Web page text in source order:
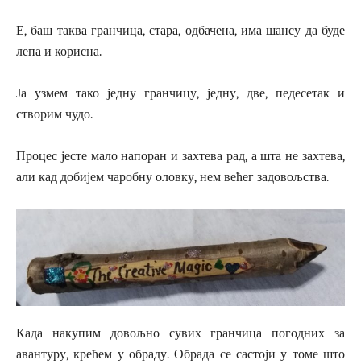
Е, баш таква гранчица, стара, одбачена, има шансу да буде
лепа и корисна.
Ја узмем тако једну гранчицу, једну, две, педесетак и
створим чудо.
Процес јесте мало напоран и захтева рад, а шта не захтева,
али кад добијем чаробну оловку, нем већег задовољства.
Када накупим довољно сувих гранчица погодних за
авантуру, крећем у обраду. Обрада се састоји у томе што